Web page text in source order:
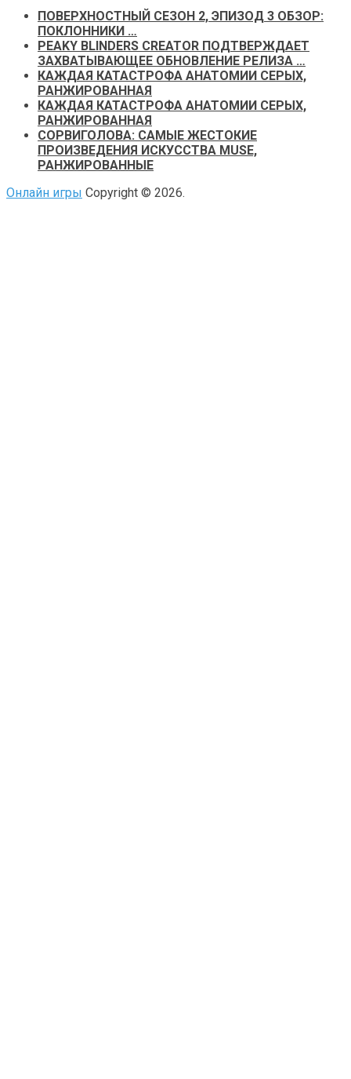
ПОВЕРХНОСТНЫЙ СЕЗОН 2, ЭПИЗОД 3 ОБЗОР:
ПОКЛОННИКИ …
PEAKY BLINDERS CREATOR ПОДТВЕРЖДАЕТ
ЗАХВАТЫВАЮЩЕЕ ОБНОВЛЕНИЕ РЕЛИЗА …
КАЖДАЯ КАТАСТРОФА АНАТОМИИ СЕРЫХ,
РАНЖИРОВАННАЯ
КАЖДАЯ КАТАСТРОФА АНАТОМИИ СЕРЫХ,
РАНЖИРОВАННАЯ
СОРВИГОЛОВА: САМЫЕ ЖЕСТОКИЕ
ПРОИЗВЕДЕНИЯ ИСКУССТВА MUSE,
РАНЖИРОВАННЫЕ
Онлайн игры Copyright © 2026.